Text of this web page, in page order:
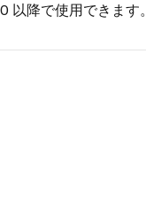
以降で使用できます。